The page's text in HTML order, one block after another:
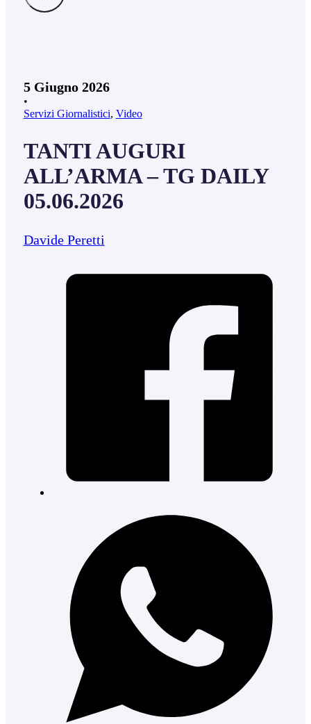
5 Giugno 2026
•
Servizi Giornalistici, Video
TANTI AUGURI
ALL’ARMA – TG DAILY
05.06.2026
Davide Peretti